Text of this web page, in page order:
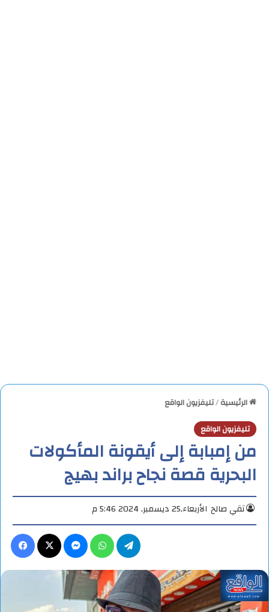
الرئيسية/تليفزيون الواقع
تليفزيون الواقع
من إمبابة إلى أيقونة المأكولات
البحرية قصة نجاح براند بهيج
تقي صالح الأربعاء,25 ديسمبر, 2024 5:46 م
ماسنجر واتساب تيلقرام